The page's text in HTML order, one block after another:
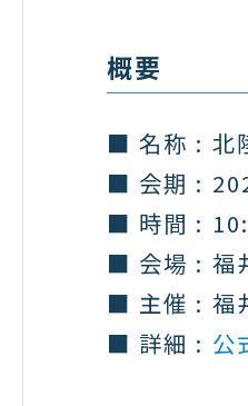
概要
■ 名称 : 北
■ 会期 :
■ 時間 :
■ 会場 : 福
■ 主催 : 福
■ 詳細 : 公